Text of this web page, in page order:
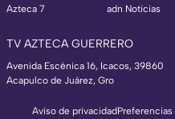
Azteca 7
adn Noticias
TV AZTECA GUERRERO
Avenida Escénica 16, Icacos, 39860
Acapulco de Juárez, Gro
Aviso de privacidadPreferencias